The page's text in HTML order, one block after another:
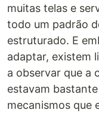
muitas telas e
todo um padrão
estruturado. E
adaptar, existem
a observar que a
estavam
mecanismos que